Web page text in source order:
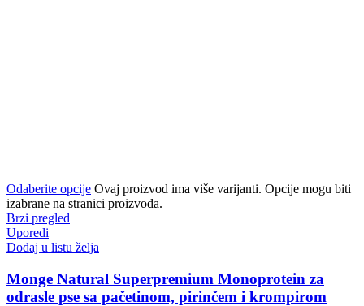
Odaberite opcije Ovaj proizvod ima više varijanti. Opcije mogu biti
izabrane na stranici proizvoda.
Brzi pregled
Uporedi
Dodaj u listu želja
Monge Natural Superpremium Monoprotein za
odrasle pse sa pačetinom, pirinčem i krompirom